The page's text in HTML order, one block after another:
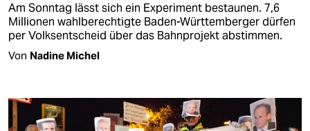
Am Sonntag lässt sich ein Experiment bestaunen. 7,6
Millionen wahlberechtigte Baden-Württemberger dürfen
per Volksentscheid über das Bahnprojekt abstimmen.
Von Nadine Michel